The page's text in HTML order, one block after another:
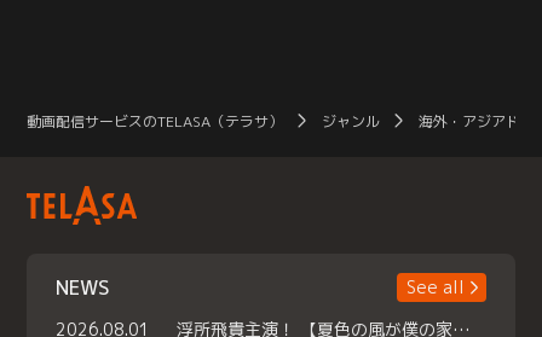
動画配信サービスのTELASA（テラサ） ジャンル 海外・アジアドラ
NEWS
See all
2026.08.01
浮所飛貴主演！ 【夏色の風が僕の家にやってきた】 本日よりテラサで独占配信スタート！